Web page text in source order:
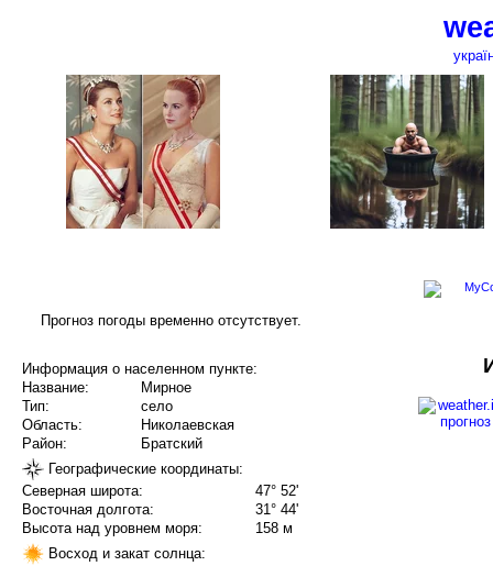
Прогноз погоды временно отсутствует.
Информация о населенном пункте:
Название:
Мирное
Тип:
село
Область:
Николаевская
Район:
Братский
Географические координаты:
Северная широта:
47° 52'
Восточная долгота:
31° 44'
Высота над уровнем моря:
158 м
Восход и закат солнца: